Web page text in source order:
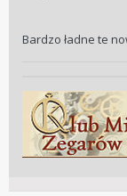
Bardzo ładne te